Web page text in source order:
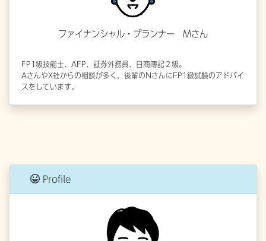
ファイナンシャル・プランナー Mさん
FP1級技能士、AFP、証券外務員、日商簿記２級。
AさんやX社からの相談が多く、後輩のNさんにFP1級試験のアドバイ
スをしています。
Profile